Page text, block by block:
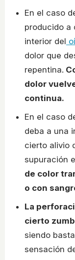
En el caso
producido a
interior del
dolor que
repentina.
dolor
continua.
En el caso
deba a una
cierto alivio
supuración
de color
o con
La
cierto
siendo
sensación